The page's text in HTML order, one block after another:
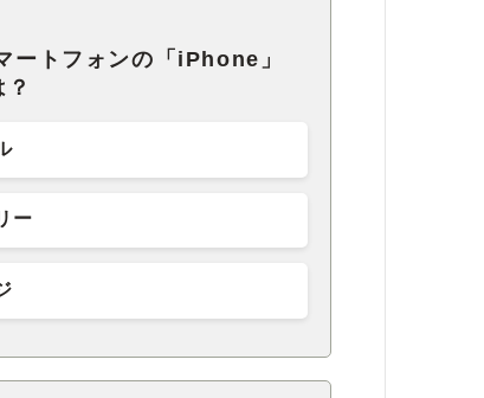
ートフォンの「iPhone」
ー